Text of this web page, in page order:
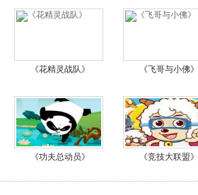
《花精灵战队》 《飞哥与小佛》
《功夫总动员》 《竞技大联盟》